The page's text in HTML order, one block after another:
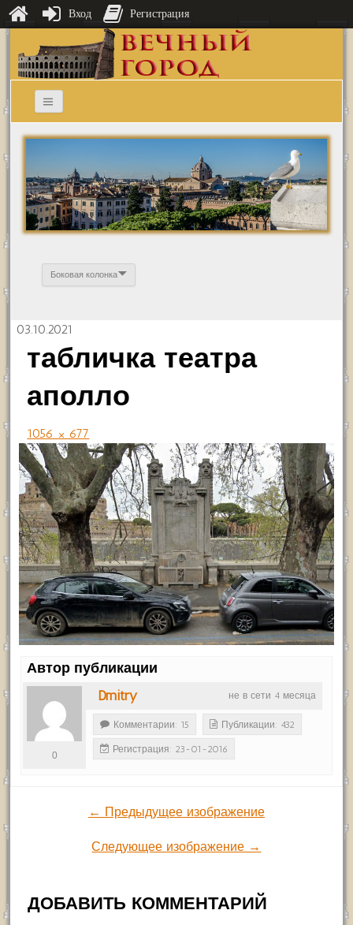
Боковая колонка
03.10.2021
табличка театра
аполло
1056 × 677
Автор публикации
не в сети 4 месяца
Dmitry
0
Комментарии: 15 Публикации: 432
Регистрация: 23-01-2016
← Предыдущее изображение
Следующее изображение →
ДОБАВИТЬ КОММЕНТАРИЙ
Вход Регистрация